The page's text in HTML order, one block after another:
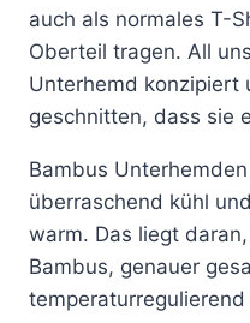
auch als normales T-
Oberteil tragen. All
Unterhemd konzipiert
geschnitten, dass sie
Bambus
überraschend kühl
warm. Das liegt
Bambus, genauer
temperaturregulierend